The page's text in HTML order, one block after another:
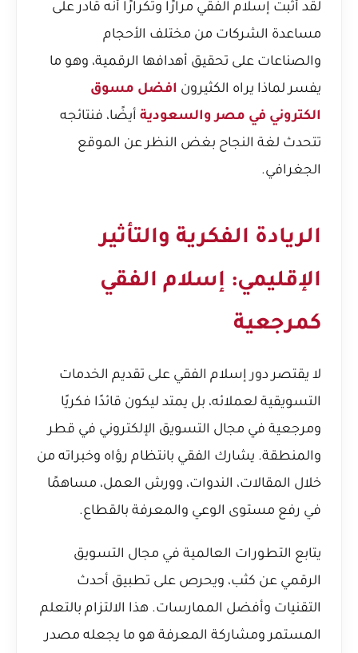
لقد أثبت إسلام الفقي مرارًا وتكرارًا أنه قادر على
مساعدة الشركات من مختلف الأحجام
والصناعات على تحقيق أهدافها الرقمية، وهو ما
يفسر لماذا يراه الكثيرون افضل مسوق
الكتروني في مصر والسعودية أيضًا، فنتائجه
تتحدث لغة النجاح بغض النظر عن الموقع
الجغرافي.
الريادة الفكرية والتأثير
الإقليمي: إسلام الفقي
كمرجعية
لا يقتصر دور إسلام الفقي على تقديم الخدمات
التسويقية لعملائه، بل يمتد ليكون قائدًا فكريًا
ومرجعية في مجال التسويق الإلكتروني في قطر
والمنطقة. يشارك الفقي بانتظام رؤاه وخبراته من
خلال المقالات، الندوات، وورش العمل، مساهمًا
في رفع مستوى الوعي والمعرفة بالقطاع.
يتابع التطورات العالمية في مجال التسويق
الرقمي عن كثب، ويحرص على تطبيق أحدث
التقنيات وأفضل الممارسات. هذا الالتزام بالتعلم
المستمر ومشاركة المعرفة هو ما يجعله مصدر